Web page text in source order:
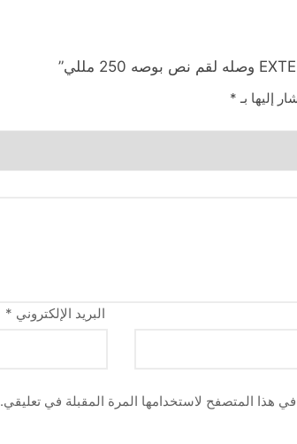
إليها بـ *
البريد الإلكتروني *
هذا المتصفح لاستخدامها المرة المقبلة في تعليقي.